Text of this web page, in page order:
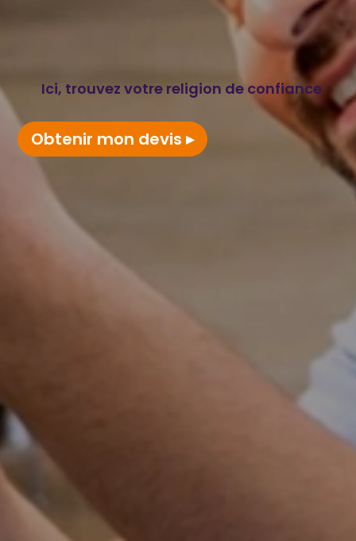
Ici, trouvez votre religion de confiance
Obtenir mon devis